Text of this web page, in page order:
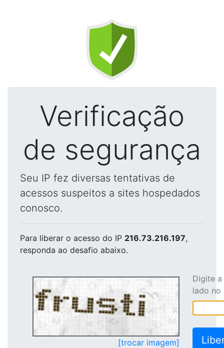
Verificação
de segurança
Seu IP fez diversas tentativas de
acessos suspeitos a sites hospedados
conosco.
Para liberar o acesso do IP 216.73.216.197,
responda ao desafio abaixo.
[trocar imagem]
Digite
lado no